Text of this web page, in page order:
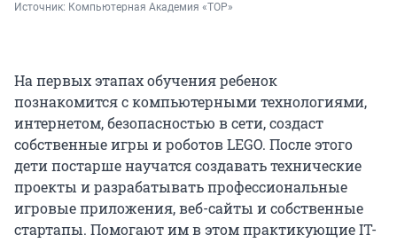
Источник: Компьютерная Академия «ТОР»
На первых этапах обучения ребенок
познакомится с компьютерными технологиями,
интернетом, безопасностью в сети, создаст
собственные игры и роботов LEGO. После этого
дети постарше научатся создавать технические
проекты и разрабатывать профессиональные
игровые приложения, веб-сайты и собственные
стартапы. Помогают им в этом практикующие IT-